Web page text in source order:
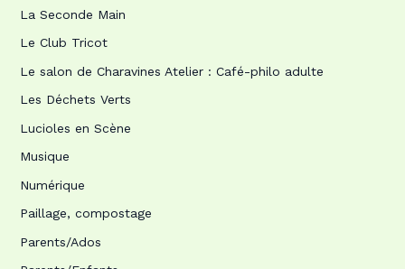
La Seconde Main
Le Club Tricot
Le salon de Charavines Atelier : Café-philo adulte
Les Déchets Verts
Lucioles en Scène
Musique
Numérique
Paillage, compostage
Parents/Ados